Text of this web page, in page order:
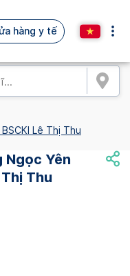
hàng y tế
Lê Thị Thu
Ngọc Yên
Thu